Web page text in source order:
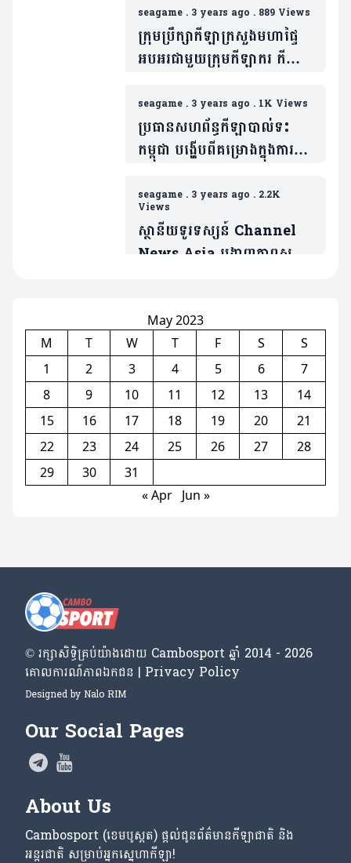
ស៊ីហ្គេម និងទទួលការរិះគន់យ៉ាង
ស្ពឹកមុខ (មានវីដេអូ)
seagame . 3 years ago . 889 Views
ក្រុមប្រឹក្សាកីឡាក្រសួងមហាផ្ទៃ
អបអរជាមួយក្រុមកីឡាករ កីឡា
ជោគជ័យយ៉ាងជ្រាលជ្រៅ ក្នុង
ព្រឹត្តិការណ៍កីឡាស៊ីហ្គេម
seagame . 3 years ago . 1K Views
ប្រធានសហព័ន្ធកីឡាបាល់ទះ
កម្ពុជា បង្ហើបពីគម្រោងក្នុងការ
seagame . 3 years ago . 2.2K
Views
ស្ថានីយទូរទស្សន៍ Channel
News Asia បង្ហាញភាពស្ញប់
(មានវិដេអូ)
May 2023
M
T W T F S
S
1
2 3 4 5 6
7
8
9 10 11 12 13
14
15
16 17 18 19 20
21
22
23 24 25 26 27
28
29
30
31
« Apr
Jun »
© រក្សា​សិទ្ធិ​គ្រប់​យ៉ាង​ដោយ​ Cambosport ឆ្នាំ 2014 - 2026
គោលការណ៍​ភាព​ឯកជន | Privacy Policy
Designed by Nalo RIM
Our Social Pages
About Us
Cambosport (ខេមបូស្ពត) ផ្តល់ជូនព័ត៌មានកីឡាជាតិ និង
អន្តរជាតិ សម្រាប់អ្នកស្នេហាកីឡា!